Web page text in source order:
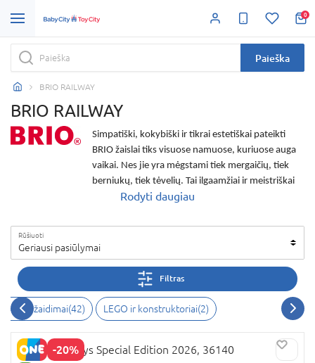
0
Paieška
BRIO RAILWAY
BRIO RAILWAY
Simpatiški, kokybiški ir tikrai estetiškai pateikti
BRIO žaislai tiks visuose namuose, kuriuose auga
vaikai. Nes jie yra mėgstami tiek mergaičių, tiek
berniukų, tiek tėvelių. Tai ilgaamžiai ir meistriškai
pagamintiBRIO mediniai žaislai
rinktis iš skirtingų komplektų. Taip pat vėliau šie
BRIO žaislai
Pavyzdžiui, turimasBrio traukinysgali būt
vertingai papildytas traukinio bėgiais ar
sudedamuoju tiltu. Junkite, statykite, būkite
išradingi. Ir taip namuose įkurdinsite visą
BRIO
geležinkelio stotį. Joje puikiai derės dvigubas tiltas,
mechaninė besisukanti platforma, pakeliamas
tiltas ar geležinkelio pervaža. Toks
Rodyti daugiau
Rūšiuoti
Geriausi pasiūlymai
Filtras
žaidimai(42) LEGO ir konstruktoriai(2)
-20%
BRIO traukinys Special Edition 2026, 36140